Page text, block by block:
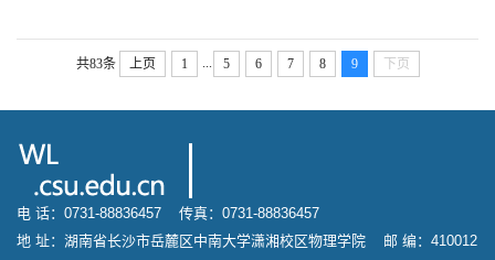
共83条 上页 1 ... 5 6 7 8 9 下页
电 话：0731-88836457 传真：0731-88836457
地 址：湖南省长沙市岳麓区中南大学潇湘校区物理学院 邮 编：410012